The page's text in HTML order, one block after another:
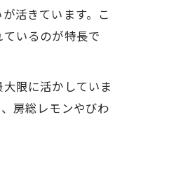
活きています。こ
いるのが特長で
限に活かしていま
房総レモンやびわ